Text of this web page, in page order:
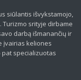
siūlantis išvykstamojo,
srityje dirbame
darbą išmanančių ir
įvairias keliones
specializuotas